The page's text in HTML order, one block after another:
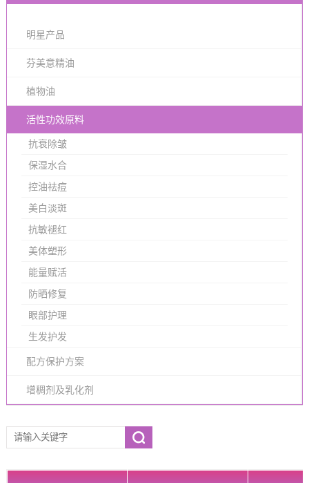
明星产品
芬美意精油
植物油
活性功效原料
抗衰除皱
保湿水合
控油祛痘
美白淡斑
抗敏褪红
美体塑形
能量赋活
防晒修复
眼部护理
生发护发
配方保护方案
增稠剂及乳化剂